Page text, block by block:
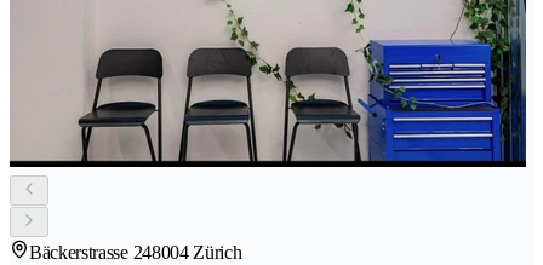
Bäckerstrasse 248004 Zürich